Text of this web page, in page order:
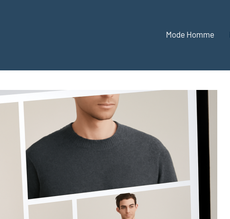
Mode Homme